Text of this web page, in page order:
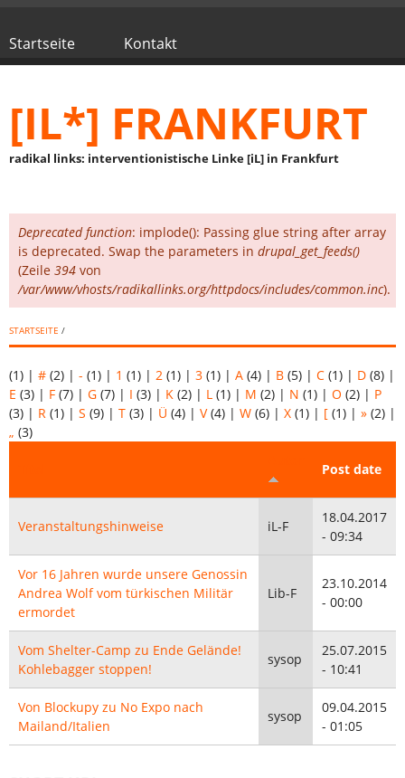
Hauptmenü
Startseite Kontakt
[IL*] FRANKFURT
radikal links: interventionistische Linke [iL] in Frankfurt
Fehlermeldung
Deprecated function: implode(): Passing glue string after array
is deprecated. Swap the parameters in drupal_get_feeds()
(Zeile 394 von
/var/www/vhosts/radikallinks.org/httpdocs/includes/common.inc).
STARTSEITE /
(1) | # (2) | - (1) | 1 (1) | 2 (1) | 3 (1) | A (4) | B (5) | C (1) | D (8) |
E (3) | F (7) | G (7) | I (3) | K (2) | L (1) | M (2) | N (1) | O (2) | P
(3) | R (1) | S (9) | T (3) | Ü (4) | V(4) | W (6) | X (1) | [ (1) | » (2) |
„ (3)
Post date
Veranstaltungshinweise iL-F
18.04.2017
- 09:34
Vor 16 Jahren wurde unsere Genossin
Andrea Wolf vom türkischen Militär
ermordet
Lib-F
23.10.2014
- 00:00
Vom Shelter-Camp zu Ende Gelände!
Kohlebagger stoppen!
sysop
25.07.2015
- 10:41
Von Blockupy zu No Expo nach
Mailand/Italien
sysop
09.04.2015
- 01:05